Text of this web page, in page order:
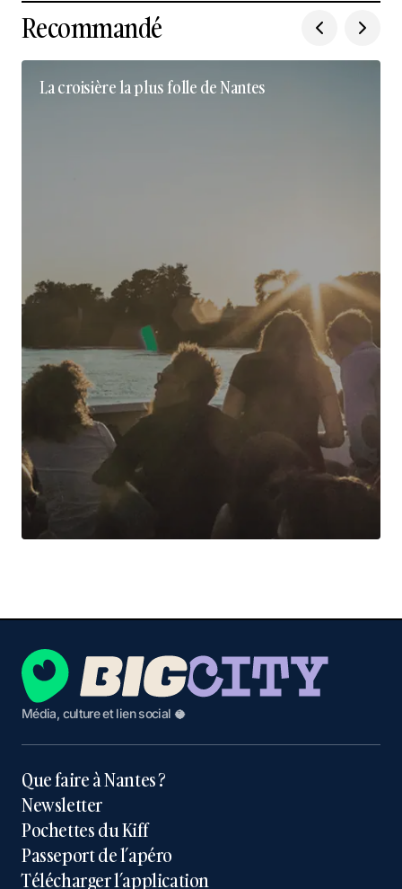
Recommandé
La croisière la plus folle de Nantes
Média, culture et lien social 🥥
Que faire à Nantes ?
Newsletter
Pochettes du Kiff
Passeport de l’apéro
Télécharger l’application